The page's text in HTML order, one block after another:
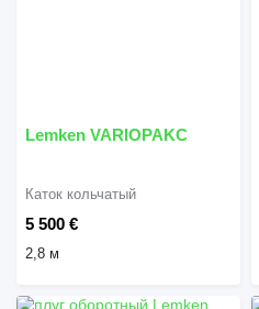
Lemken VARIOPAKC
5 500 €
Каток кольчатый
2,8 м